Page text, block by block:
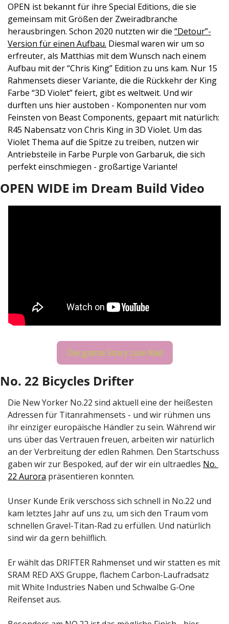
OPEN ist bekannt für ihre Special Editions, die sie
gemeinsam mit Größen der Zweiradbranche
herausbringen. Schon 2020 nutzten wir die “Detour”-
Version für einen Aufbau. Diesmal waren wir um so
erfreuter, als Matthias mit dem Wunsch nach einem
Aufbau mit der “Chris King” Edition zu uns kam. Nur 15
Rahmensets dieser Variante, die die Rückkehr der King
Farbe “3D Violet” feiert, gibt es weltweit. Und wir
durften uns hier austoben - Komponenten nur vom
Feinsten von Beast Components, gepaart mit natürlich:
R45 Nabensatz von Chris King in 3D Violet. Um das
Violet Thema auf die Spitze zu treiben, nutzen wir
Antriebsteile in Farbe Purple von Garbaruk, die sich
perfekt einschmiegen - großartige Variante!
OPEN WIDE im Dream Build Video
Die ganze Story zum Rad
No. 22 Bicycles Drifter
Die New Yorker No.22 sind aktuell eine der heißesten
Adressen für Titanrahmensets - und wir rühmen uns
ihr einziger europäische Händler zu sein. Während wir
uns über das Vertrauen freuen, arbeiten wir natürlich
an der Verbreitung der edlen Rahmen. Den Startschuss
gaben wir zur Bespoked, auf der wir ein ultraedles No.
22 Aurora präsentieren konnten.
Unser Kunde Erik verschoss sich schnell in No.22 und
kam letztes Jahr auf uns zu, um sich den Traum vom
schnellen Gravel-Titan-Rad zu erfüllen. Und natürlich
sind wir da gern behilflich.
Er wählt das DRIFTER Rahmenset und wir statten es mit
SRAM RED AXS Gruppe, flachem Carbon-Laufradsatz
mit White Industries Naben und Schwalbe G-One
Reifenset aus.